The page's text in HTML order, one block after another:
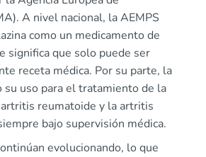
A nivel nacional, la AEMPS
como un medicamento de
significa que solo puede ser
receta médica. Por su parte, la
su uso para el tratamiento de la
reumatoide y la artritis
bajo supervisión médica.
evolucionando, lo que